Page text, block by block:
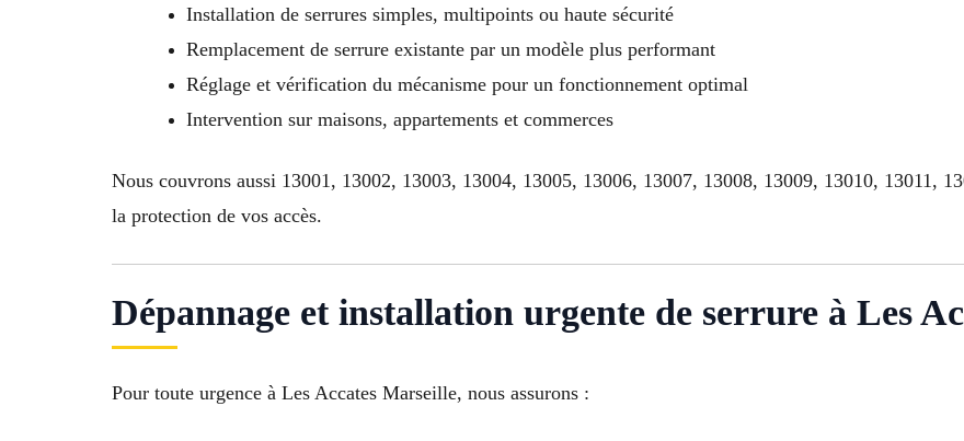
Installation de serrures simples, multipoints ou haute sécurité
Remplacement de serrure existante par un modèle plus performant
Réglage et vérification du mécanisme pour un fonctionnement optimal
Intervention sur maisons, appartements et commerces
Nous couvrons aussi 13001, 13002, 13003, 13004, 13005, 13006, 13007, 13008, 13009, 13010, 13011,
la protection de vos accès.
Dépannage et installation urgente de serrure à Les
Pour toute urgence à Les Accates Marseille, nous assurons :